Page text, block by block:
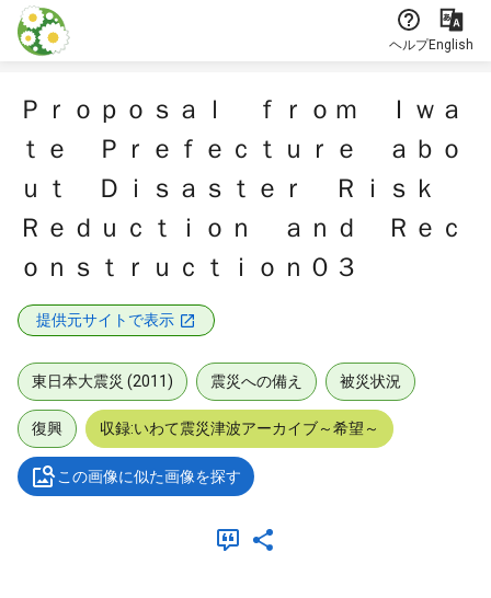
本文に飛ぶ
ヘルプEnglish
Ｐｒｏｐｏｓａｌ ｆｒｏｍ Ｉｗａ
ｔｅ Ｐｒｅｆｅｃｔｕｒｅ ａｂｏ
ｕｔ Ｄｉｓａｓｔｅｒ Ｒｉｓｋ
Ｒｅｄｕｃｔｉｏｎ ａｎｄ Ｒｅｃ
ｏｎｓｔｒｕｃｔｉｏｎ０３
提供元サイトで表示
東日本大震災 (2011) 震災への備え 被災状況
復興 収録:いわて震災津波アーカイブ～希望～
この画像に似た画像を探す